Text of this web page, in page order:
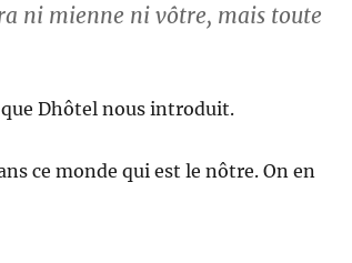
ni mienne ni vôtre, mais toute
Dhôtel nous introduit.
ce monde qui est le nôtre. On en